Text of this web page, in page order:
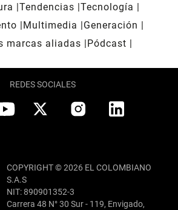
Tendencias Tecnología
Multimedia
Generación
marcas aliadas
Pódcast
REDES SOCIALES
COPYRIGHT © 2026 EL COLOMBIANO
S.A.S
NIT: 890901352-3
Carrera 48 N° 30 Sur - 119, Envigado,